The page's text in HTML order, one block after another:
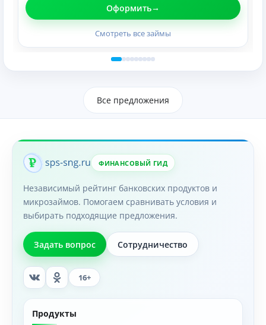
Оформить
Смотреть все займы
Все предложения
ФИНАНСОВЫЙ ГИД
Независимый рейтинг банковских продуктов и
микрозаймов. Помогаем сравнивать условия и
выбирать подходящие предложения.
Задать вопрос Сотрудничество
16+
Продукты